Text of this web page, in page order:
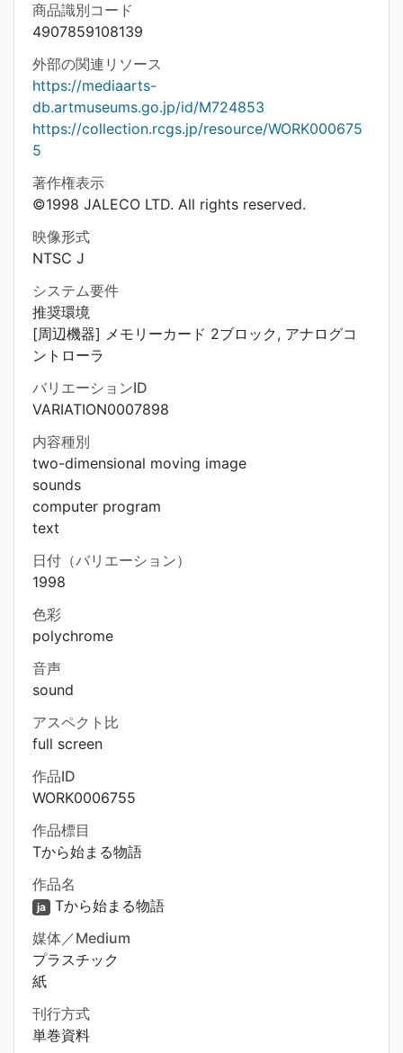
商品識別コード
4907859108139
外部の関連リソース
https://mediaarts-
db.artmuseums.go.jp/id/M724853
https://collection.rcgs.jp/resource/WORK000675
5
著作権表示
©1998 JALECO LTD. All rights reserved.
映像形式
NTSC J
システム要件
推奨環境
[周辺機器] メモリーカード 2ブロック, アナログコ
ントローラ
バリエーションID
VARIATION0007898
内容種別
two-dimensional moving image
sounds
computer program
text
日付（バリエーション）
1998
色彩
polychrome
音声
sound
アスペクト比
full screen
作品ID
WORK0006755
作品標目
Tから始まる物語
作品名
ja Tから始まる物語
媒体／Medium
プラスチック
紙
刊行方式
単巻資料